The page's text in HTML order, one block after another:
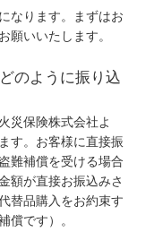
なります。まずはお
願いいたします。
のように振り込
災保険株式会社よ
す。お客様に直接振
難補償を受ける場合
額が直接お振込みさ
替品購入をお約束す
償です）。